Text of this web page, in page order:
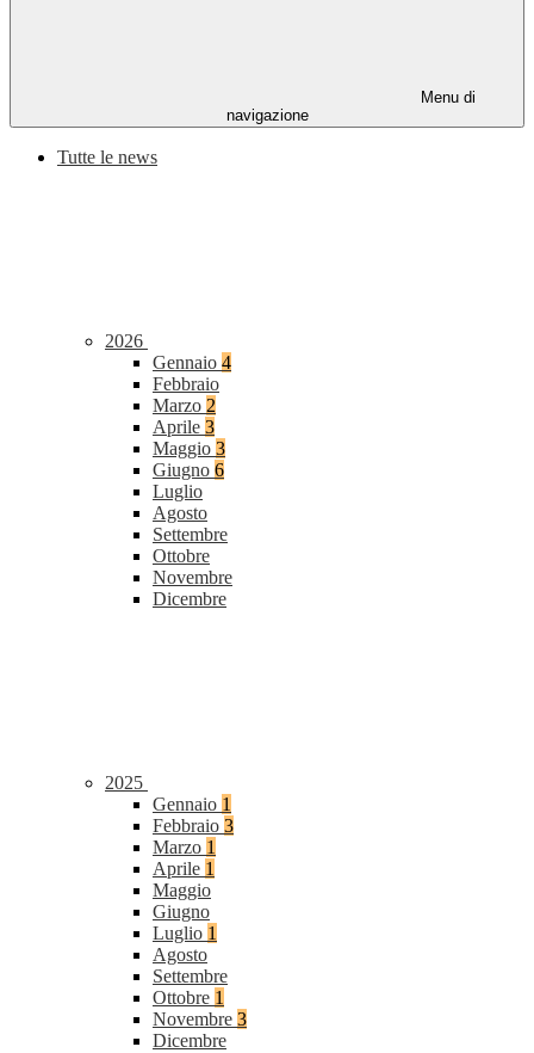
Menu di
navigazione
Tutte le news
2026
Gennaio 4
Febbraio
Marzo 2
Aprile 3
Maggio 3
Giugno 6
Luglio
Agosto
Settembre
Ottobre
Novembre
Dicembre
2025
Gennaio 1
Febbraio 3
Marzo 1
Aprile 1
Maggio
Giugno
Luglio 1
Agosto
Settembre
Ottobre 1
Novembre 3
Dicembre